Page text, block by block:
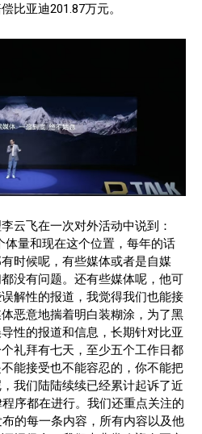
比亚迪201.87万元。
云飞在一次对外活动中说到：
体量和现在这个位置，每年的话
时候呢，有些媒体或者是自媒
没有问题。还有些媒体呢，他可
解性的报道，我觉得我们也能接
恶意地揣着明白装糊涂，为了黑
性的报道和信息，长期针对比亚
礼拜有七天，至少五个工作日都
能接受也不能容忍的，你不能把
我们陆陆续续已经累计起诉了近
序都在进行。我们还重点关注的
的每一条内容，所有内容以及他